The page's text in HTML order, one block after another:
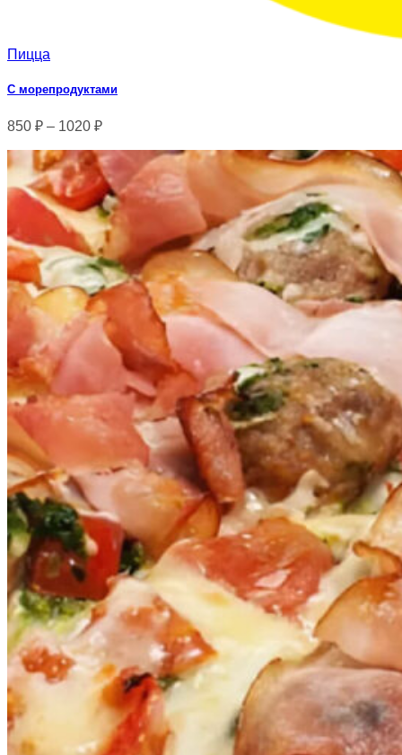
Пицца
С морепродуктами
850 ₽ – 1020 ₽